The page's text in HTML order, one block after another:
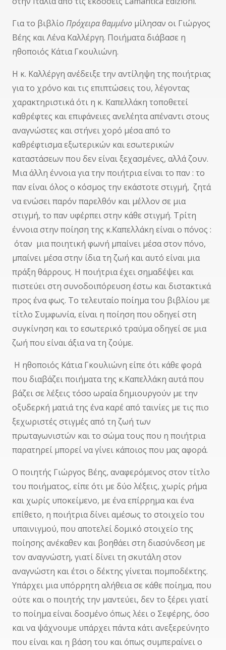
Για το βιβλίο Πρόχειρα θαμμένομίλησαν οι Γιώργος
Βέης και Λένα Καλλέργη. Ποιήματα διάβασε η
ηθοποιός Κάτια Γκουλιώνη.
Η κ. Καλλέργη ανέδειξε την αντίληψη της ποιήτριας
για το χρόνο και τις επιπτώσεις του, λέγοντας
χαρακτηριστικά ότι η κ. Καπελλάκη τοποθετεί
καθρέφτες και επιφάνειες ανελέητα απέναντι στους
αναγνώστες και στήνει χορό μέσα από το
καθρέφτισμα εξωτερικών και εσωτερικών
καταστάσεων που δεν είναι ξεχασμένες, αλλά ζουν.
Μια άλλη έννοια για την ποιήτρια είναι το παν : το
παν είναι όλος ο κόσμος την εκάστοτε στιγμή, ζητά
να ενώσει παρόν παρελθόν και μέλλον σε μια
στιγμή, το παν υφέρπει στην κάθε στιγμή. Τρίτη
έννοια στην ποίηση της κ.Καπελλάκη είναι ο πόνος :
όταν μια ποιητική φωνή μπαίνει μέσα στον πόνο,
μπαίνει μέσα στην ίδια τη ζωή και αυτό είναι μια
πράξη θάρρους. Η ποιήτρια έχει σημαδέψει και
πιστεύει στη συνοδοιπόρευση έστω και διστακτικά
προς ένα φως. Το τελευταίο ποίημα του βιβλίου με
τίτλο Συμφωνία, είναι η ποίηση που οδηγεί στη
συγκίνηση και το εσωτερικό τραύμα οδηγεί σε μια
ζωή που είναι άξια να τη ζούμε.
Η ηθοποιός Κάτια Γκουλιώνη είπε ότι κάθε φορά
που διαβάζει ποιήματα της κ.Καπελλάκη αυτά που
βάζει σε λέξεις τόσο ωραία δημιουργούν με την
οξυδερκή ματιά της ένα καρέ από ταινίες με τις πιο
ξεχωριστές στιγμές από τη ζωή των
πρωταγωνιστών και το σώμα τους που η ποιήτρια
παρατηρεί μπορεί να γίνει κάποιος που μας αφορά.
Ο ποιητής Γιώργος Βέης, αναφερόμενος στον τίτλο
του ποιήματος, είπε ότι με δύο λέξεις, χωρίς ρήμα
και χωρίς υποκείμενο, με ένα επίρρημα και ένα
επίθετο, η ποιήτρια δίνει αμέσως το στοιχείο του
υπαινιγμού, που αποτελεί δομικό στοιχείο της
ποίησης ανέκαθεν και βοηθάει στη διασύνδεση με
τον αναγνώστη, γιατί δίνει τη σκυτάλη στον
αναγνώστη και έτσι ο δέκτης γίνεται πομποδέκτης.
Υπάρχει μια υπόρρητη αλήθεια σε κάθε ποίημα, που
ούτε και ο ποιητής την μαντεύει, δεν το ξέρει γιατί
το ποίημα είναι δοσμένο όπως λέει ο Σεφέρης, όσο
και να ψάχνουμε υπάρχει πάντα κάτι ανεξερεύνητο
που είναι και η βάση του και όπως συμπεραίνει ο